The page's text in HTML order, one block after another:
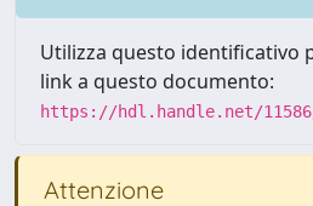
Utilizza questo identificativo
link a questo documento:
https://hdl.handle.net/
Attenzione